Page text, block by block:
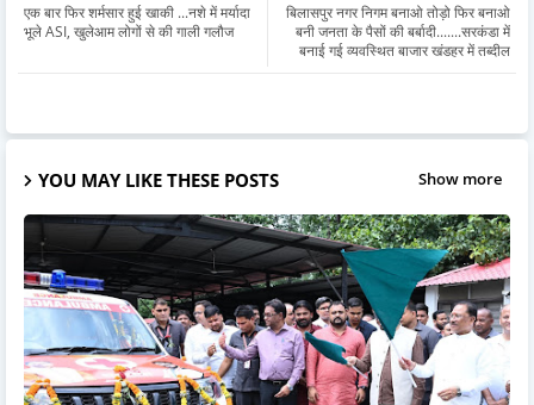
बिलासपुर नगर निगम बनाओ तोड़ो फिर बनाओ
बनी जनता के पैसों की बर्बादी.......सरकंडा में
बनाई गई व्यवस्थित बाजार खंडहर में तब्दील
एक बार फिर शर्मसार हुई खाकी ...नशे में मर्यादा
भूले ASI, खुलेआम लोगों से की गाली गलौज
YOU MAY LIKE THESE POSTS Show more